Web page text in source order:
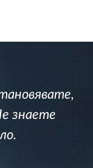
от тахограф
знаете